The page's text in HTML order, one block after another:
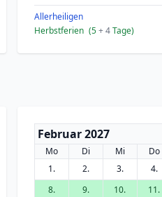
Allerheiligen
Herbstferien (5+ 4Tage)
Februar 2027
Mo Di Mi Do
1.
2. 3. 4.
8.
9. 10. 11.